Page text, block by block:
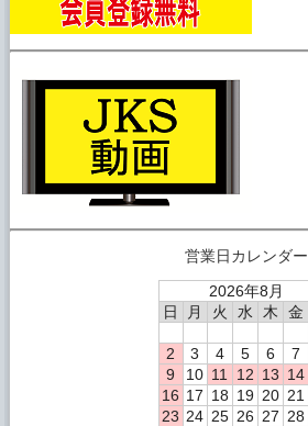
営業日カレンダー
2026年8月
日
月 火 水 木 金
2
3 4 5 6 7
9
10 11 12 13 14
16 17 18 19 20 21
23 24 25 26 27 28